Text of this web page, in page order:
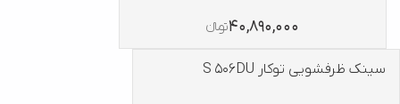
40,890,000تومانءءء
سینک ظرفشویی توکار S 506DU